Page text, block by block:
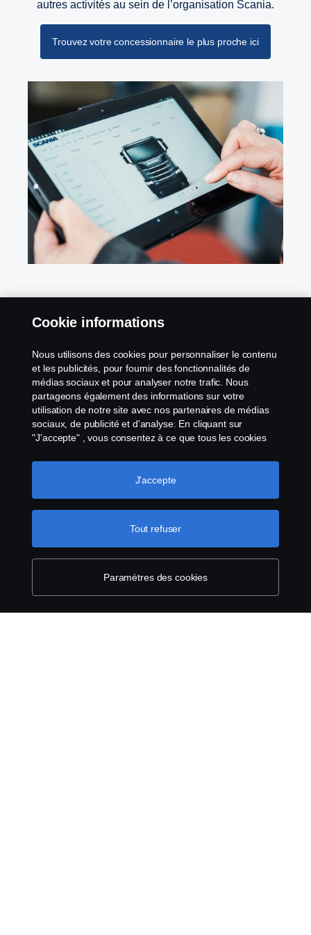
autres activités au sein de l’organisation Scania.
Trouvez votre concessionnaire le plus proche ici
Grâce à notre large éventail d'options et de
configurations modulaires, vous pouvez
personnaliser votre camion pour l'adapter à
votre vie sur la route. Optez pour un Scania.
Produits
Cookie informations
Nous utilisons des cookies pour personnaliser le contenu
et les publicités, pour fournir des fonctionnalités de
médias sociaux et pour analyser notre trafic. Nous
partageons également des informations sur votre
utilisation de notre site avec nos partenaires de médias
sociaux, de publicité et d'analyse. En cliquant sur
"J'accepte" , vous consentez à ce que tous les cookies
Vous pouvez également gérer vos cookies en cliquant
sur "Paramètres des cookies" et en sélectionnant les
les cookies, que vous trouverez en cliquant sur le lien
situé sous ce texte. Pour en savoir plus sur la
protection de votre vie privée
Paramètres des cookies
Tout refuser
J'accepte